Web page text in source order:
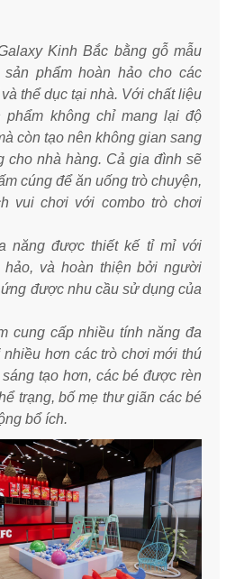
Kinh Bắc bằng gỗ mẫu
phẩm hoàn hảo cho các
thể dục tại nhà. Với chất liệu
phẩm không chỉ mang lại độ
còn tạo nên không gian sang
cho nhà hàng. Cả gia đình sẽ
cúng để ăn uống trò chuyện,
vui chơi với combo trò chơi
năng được thiết kế tỉ mỉ với
hảo, và hoàn thiện bởi người
được nhu cầu sử dụng của
cung cấp nhiều tính năng đa
hơn các trò chơi mới thú
tạo hơn, các bé được rèn
trạng, bố mẹ thư giãn các bé
bổ ích.